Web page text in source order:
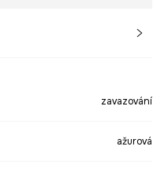
zavazování
ažurová